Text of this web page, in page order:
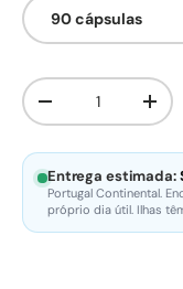
90 cápsulas
Qtd.
Diminuir
Entrega estimada:
Portugal Continental.
próprio dia útil. Ilhas